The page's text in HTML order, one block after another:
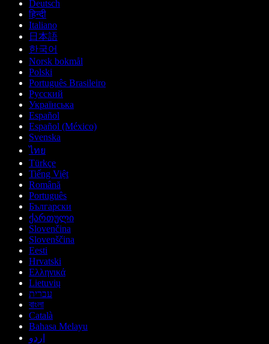
Deutsch
हिन्दी
Italiano
日本語
한국어
Norsk bokmål
Polski
Português Brasileiro
Русский
Українська
Español
Español (México)
Svenska
ไทย
Türkçe
Tiếng Việt
Română
Português
Български
ქართული
Slovenčina
Slovenščina
Eesti
Hrvatski
Ελληνικά
Lietuvių
עברית
বাংলা
Català
Bahasa Melayu
اردو